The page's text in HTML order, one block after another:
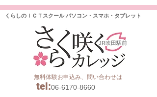
くらしのＩＣＴスクール パソコン・スマホ・タブレット
JR吹田駅前
無料体験お申込み、問い合わせは
tel:06-6170-8660